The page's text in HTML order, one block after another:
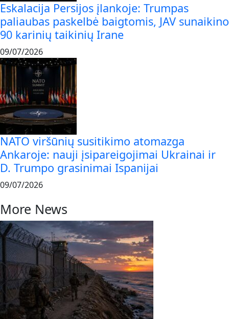
Eskalacija Persijos įlankoje: Trumpas
paliaubas paskelbė baigtomis, JAV sunaikino
90 karinių taikinių Irane
09/07/2026
NATO viršūnių susitikimo atomazga
Ankaroje: nauji įsipareigojimai Ukrainai ir
D. Trumpo grasinimai Ispanijai
09/07/2026
More News